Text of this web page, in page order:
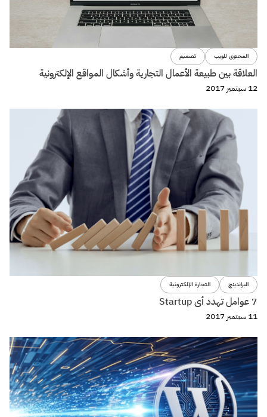
المحتوى للويب تصميم
العلاقة بين طبيعة الأعمال التجارية وأشكال المواقع الإلكترونية
12 سبتمبر 2017
البراندينج التجارة الإلكترونية
7 عوامل تهدد أى Startup
11 سبتمبر 2017